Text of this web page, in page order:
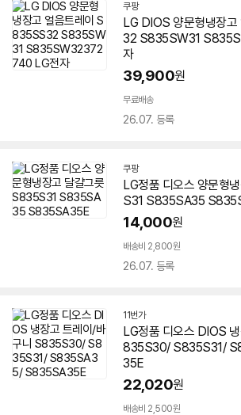
쿠팡
LG DIOS 양문형냉장
32 S835SW31
자
39,900원
무료배송
26.07. 등록
쿠팡
LG정품 디오스 양문형
S31 S835SA35
14,000원
배송비 2,800원
26.07. 등록
11번가
LG정품 디오스 DIOS
835S30/ S835S31/
35E
22,020원
배송비 2,500원